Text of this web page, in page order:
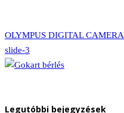
OLYMPUS DIGITAL CAMERA
slide-3
Legutóbbi bejegyzések